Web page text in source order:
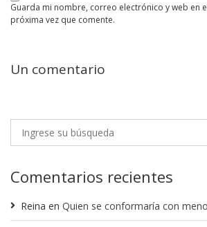
guarda mi nombre, correo electrónico y web en este navegador para la
próxima vez que comente.
Un comentario
Comentarios recientes
Reina en Quien se conformaría con